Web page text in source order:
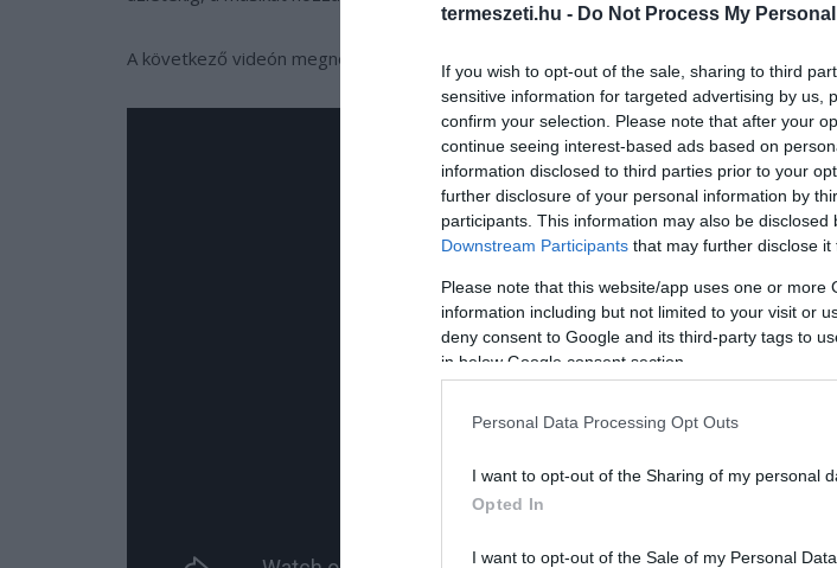
termeszeti.hu - Do Not Process My
If you wish to opt-out of the sale, sharing to third
sensitive information for targeted advertising by us,
confirm your selection. Please note that after your
continue seeing interest-based ads based on
information disclosed to third parties prior to your
further disclosure of your personal information by
participants. This information may also be
Downstream Participants that may further disclose it
Please note that this website/app uses one or
information including but not limited to your visit or
deny consent to Google and its third-party tags to
in below Google consent section.
Personal Data Processing Opt Outs
I want to opt-out of the Sharing of my personal
Opted In
I want to opt-out of the Sale of my Personal Data.
A következő videón megnézhetjük egészen a termesztéstől a boltokig a banán életét